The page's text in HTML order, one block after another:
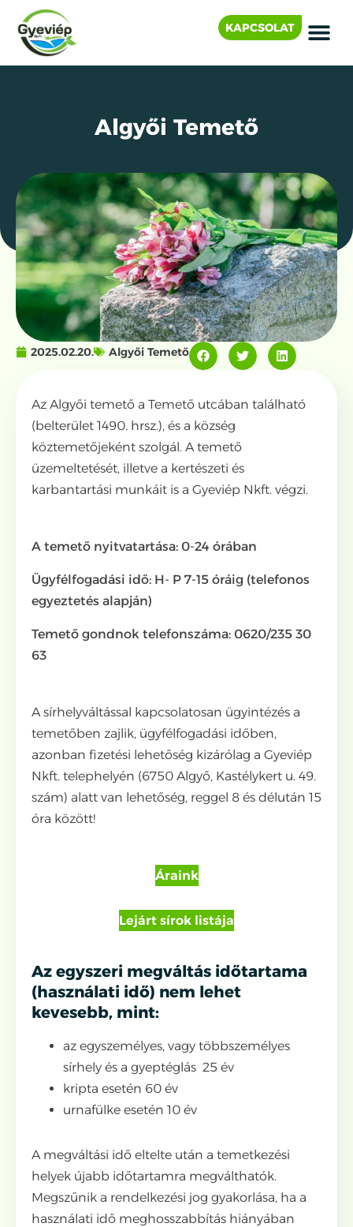
KAPCSOLAT
Algyői Temető
2025.02.20. Algyői Temető
Az Algyői temető a Temető utcában található
(belterület 1490. hrsz.), és a község
köztemetőjeként szolgál. A temető
üzemeltetését, illetve a kertészeti és
karbantartási munkáit is a Gyeviép Nkft. végzi.
A temető nyitvatartása: 0-24 órában
Ügyfélfogadási idő: H- P 7-15 óráig (telefonos
egyeztetés alapján)
Temető gondnok telefonszáma: 0620/235 30
63
A sírhelyváltással kapcsolatosan ügyintézés a
temetőben zajlik, ügyfélfogadási időben,
azonban fizetési lehetőség kizárólag a Gyeviép
Nkft. telephelyén (6750 Algyő, Kastélykert u. 49.
szám) alatt van lehetőség, reggel 8 és délután 15
óra között!
Áraink
Lejárt sírok listája
Az egyszeri megváltás időtartama
(használati idő) nem lehet
kevesebb, mint:
az egyszemélyes, vagy többszemélyes
sírhely és a gyeptéglás 25 év
kripta esetén 60 év
urnafülke esetén 10 év
A megváltási idő eltelte után a temetkezési
helyek újabb időtartamra megválthatók.
Megszűnik a rendelkezési jog gyakorlása, ha a
használati idő meghosszabbítás hiányában